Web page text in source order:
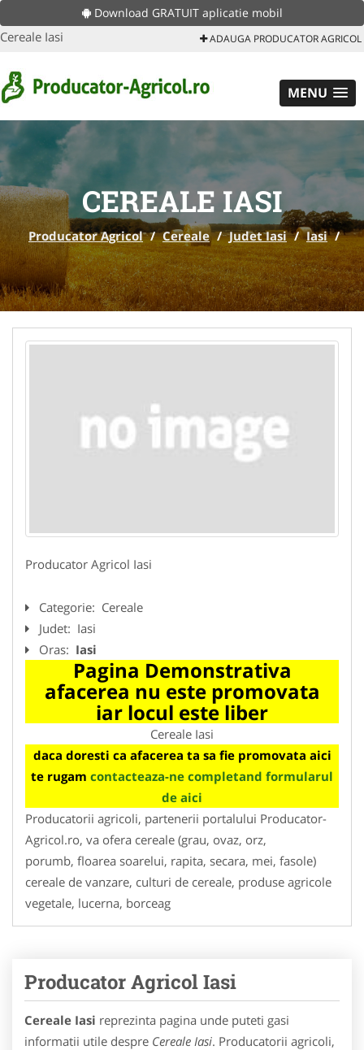
Download GRATUIT aplicatie mobil
Cereale Iasi ADAUGA PRODUCATOR AGRICOL
MENU
CEREALE IASI
Producator Agricol / Cereale / Judet Iasi / Iasi /
Producator Agricol Iasi
Categorie: Cereale
Judet: Iasi
Oras: Iasi
Pagina Demonstrativa
afacerea nu este promovata
iar locul este liber
Cereale Iasi
daca doresti ca afacerea ta sa fie promovata aici
te rugam contacteaza-ne completand formularul
de aici
Producatorii agricoli, partenerii portalului Producator-
Agricol.ro, va ofera cereale (grau, ovaz, orz,
porumb, floarea soarelui, rapita, secara, mei, fasole)
cereale de vanzare, culturi de cereale, produse agricole
vegetale, lucerna, borceag
Producator Agricol Iasi
Cereale Iasi reprezinta pagina unde puteti gasi
informatii utile despre Cereale Iasi. Producatorii agricoli,